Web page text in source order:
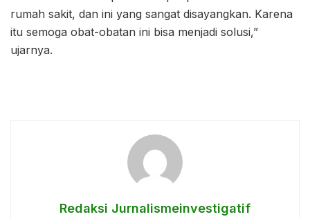
rumah sakit, dan ini yang sangat disayangkan. Karena
itu semoga obat-obatan ini bisa menjadi solusi,”
ujarnya.
Redaksi Jurnalismeinvestigatif